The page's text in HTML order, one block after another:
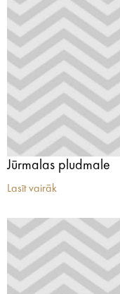
Jūrmalas pludmale
Lasīt vairāk